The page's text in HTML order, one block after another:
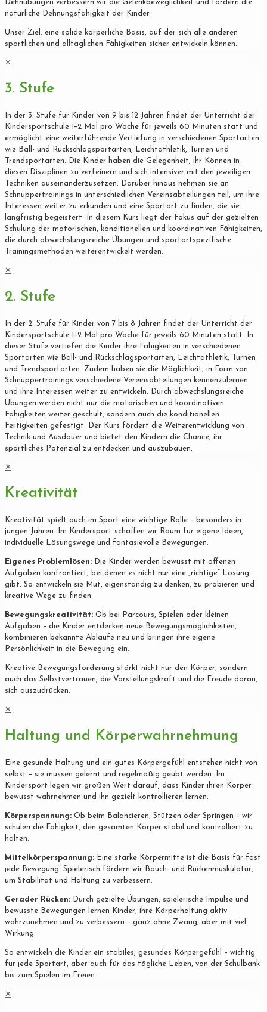
Dehnübungen verbessern wir die Gelenkbeweglichkeit und fördern die
natürliche Dehnungsfähigkeit der Kinder.
Unser Ziel: eine solide körperliche Basis, auf der sich alle anderen
sportlichen und alltäglichen Fähigkeiten sicher entwickeln können.
✕
3. Stufe
In der 3. Stufe für Kinder von 9 bis 12 Jahren findet der Unterricht der
Kindersportschule 1–2 Mal pro Woche für jeweils 60 Minuten statt und
ermöglicht eine weiterführende Vertiefung in verschiedenen Sportarten
wie Ball- und Rückschlagsportarten, Leichtathletik, Turnen und
Trendsportarten. Die Kinder haben die Gelegenheit, ihr Können in
diesen Disziplinen zu verfeinern und sich intensiver mit den jeweiligen
Techniken auseinanderzusetzen. Darüber hinaus nehmen sie an
Schnuppertrainings in unterschiedlichen Vereinsabteilungen teil, um ihre
Interessen weiter zu erkunden und eine Sportart zu finden, die sie
langfristig begeistert. In diesem Kurs liegt der Fokus auf der gezielten
Schulung der motorischen, konditionellen und koordinativen Fähigkeiten,
die durch abwechslungsreiche Übungen und sportartspezifische
Trainingsmethoden weiterentwickelt werden.
✕
2. Stufe
In der 2. Stufe für Kinder von 7 bis 8 Jahren findet der Unterricht der
Kindersportschule 1–2 Mal pro Woche für jeweils 60 Minuten statt. In
dieser Stufe vertiefen die Kinder ihre Fähigkeiten in verschiedenen
Sportarten wie Ball- und Rückschlagsportarten, Leichtathletik, Turnen
und Trendsportarten. Zudem haben sie die Möglichkeit, in Form von
Schnuppertrainings verschiedene Vereinsabteilungen kennenzulernen
und ihre Interessen weiter zu entwickeln. Durch abwechslungsreiche
Übungen werden nicht nur die motorischen und koordinativen
Fähigkeiten weiter geschult, sondern auch die konditionellen
Fertigkeiten gefestigt. Der Kurs fördert die Weiterentwicklung von
Technik und Ausdauer und bietet den Kindern die Chance, ihr
sportliches Potenzial zu entdecken und auszubauen.
✕
Kreativität
Kreativität spielt auch im Sport eine wichtige Rolle – besonders in
jungen Jahren. Im Kindersport schaffen wir Raum für eigene Ideen,
individuelle Lösungswege und fantasievolle Bewegungen.
Eigenes Problemlösen: Die Kinder werden bewusst mit offenen
Aufgaben konfrontiert, bei denen es nicht nur eine „richtige“ Lösung
gibt. So entwickeln sie Mut, eigenständig zu denken, zu probieren und
kreative Wege zu finden.
Bewegungskreativität: Ob bei Parcours, Spielen oder kleinen
Aufgaben – die Kinder entdecken neue Bewegungsmöglichkeiten,
kombinieren bekannte Abläufe neu und bringen ihre eigene
Persönlichkeit in die Bewegung ein.
Kreative Bewegungsförderung stärkt nicht nur den Körper, sondern
auch das Selbstvertrauen, die Vorstellungskraft und die Freude daran,
sich auszudrücken.
✕
Haltung und Körperwahrnehmung
Eine gesunde Haltung und ein gutes Körpergefühl entstehen nicht von
selbst – sie müssen gelernt und regelmäßig geübt werden. Im
Kindersport legen wir großen Wert darauf, dass Kinder ihren Körper
bewusst wahrnehmen und ihn gezielt kontrollieren lernen.
Körperspannung: Ob beim Balancieren, Stützen oder Springen – wir
schulen die Fähigkeit, den gesamten Körper stabil und kontrolliert zu
halten.
Mittelkörperspannung: Eine starke Körpermitte ist die Basis für fast
jede Bewegung. Spielerisch fördern wir Bauch- und Rückenmuskulatur,
um Stabilität und Haltung zu verbessern.
Gerader Rücken: Durch gezielte Übungen, spielerische Impulse und
bewusste Bewegungen lernen Kinder, ihre Körperhaltung aktiv
wahrzunehmen und zu verbessern – ganz ohne Zwang, aber mit viel
Wirkung.
So entwickeln die Kinder ein stabiles, gesundes Körpergefühl – wichtig
für jede Sportart, aber auch für das tägliche Leben, von der Schulbank
bis zum Spielen im Freien.
✕